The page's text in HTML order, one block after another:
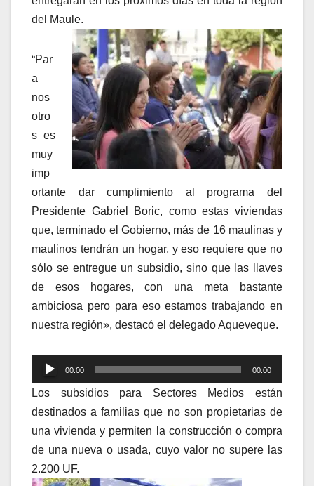
del Maule.
“Par
a
nos
otro
s es
muy
imp
ortante dar cumplimiento al programa del
Presidente Gabriel Boric, como estas viviendas
que, terminado el Gobierno, más de 16 maulinas y
maulinos tendrán un hogar, y eso requiere que no
sólo se entregue un subsidio, sino que las llaves
de esos hogares, con una meta bastante
ambiciosa pero para eso estamos trabajando en
nuestra región», destacó el delegado Aqueveque.
Reproductor
de
00:00 00:00
Los subsidios para Sectores Medios están
destinados a familias que no son propietarias de
una vivienda y permiten la construcción o compra
de una nueva o usada, cuyo valor no supere las
2.200 UF.